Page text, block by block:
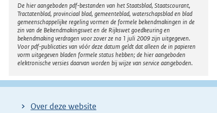
Disclaimer
De hier aangeboden pdf-bestanden van het Staatsblad, Staatscourant,
Tractatenblad, provinciaal blad, gemeenteblad, waterschapsblad en blad
gemeenschappelijke regeling vormen de formele bekendmakingen in de
zin van de Bekendmakingswet en de Rijkswet goedkeuring en
bekendmaking verdragen voor zover ze na 1 juli 2009 zijn uitgegeven.
Voor pdf-publicaties van vóór deze datum geldt dat alleen de in papieren
vorm uitgegeven bladen formele status hebben; de hier aangeboden
elektronische versies daarvan worden bij wijze van service aangeboden.
Over deze website